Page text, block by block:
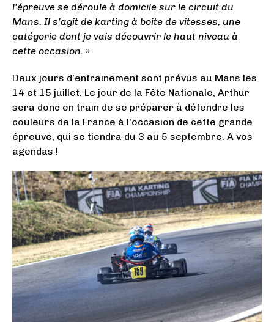
l’épreuve se déroule à domicile sur le circuit du
Mans. Il s’agit de karting à boite de vitesses, une
catégorie dont je vais découvrir le haut niveau à
cette occasion. »
Deux jours d’entrainement sont prévus au Mans les
14 et 15 juillet. Le jour de la Fête Nationale, Arthur
sera donc en train de se préparer à défendre les
couleurs de la France à l’occasion de cette grande
épreuve, qui se tiendra du 3 au 5 septembre. A vos
agendas !